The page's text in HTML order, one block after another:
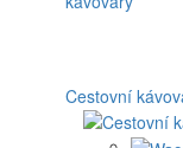
Cestovní